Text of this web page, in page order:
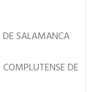
DE SALAMANCA
DE